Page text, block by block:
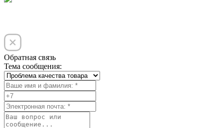
Обратная связь
Тема сообщения: